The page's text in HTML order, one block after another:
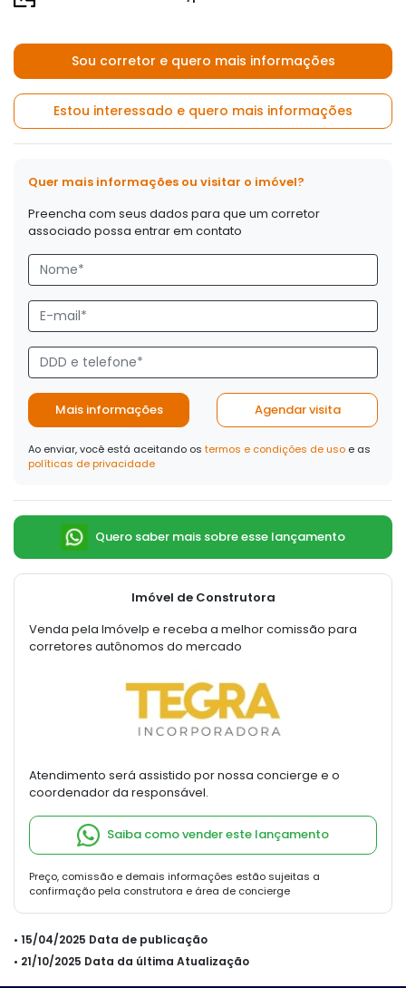
Sou corretor e quero mais informações
Estou interessado e quero mais informações
Quer mais informações ou visitar o imóvel?
Preencha com seus dados para que um corretor
associado possa entrar em contato
Mais informações Agendar visita
Ao enviar, você está aceitando os termos e condições de uso e as
políticas de privacidade
Quero saber mais sobre esse lançamento
Imóvel de Construtora
Venda pela Imóvelp e receba a melhor comissão para
corretores autônomos do mercado
Atendimento será assistido por nossa concierge e o
coordenador da responsável.
Saiba como vender este lançamento
Preço, comissão e demais informações estão sujeitas a
confirmação pela construtora e área de concierge
• 15/04/2025 Data de publicação
• 21/10/2025 Data da última Atualização